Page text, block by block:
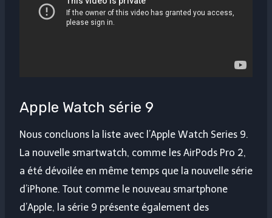
Apple Watch série 9
Nous concluons la liste avec l’Apple Watch Series 9.
La nouvelle smartwatch, comme les AirPods Pro 2,
a été dévoilée en même temps que la nouvelle série
d’iPhone. Tout comme le nouveau smartphone
d’Apple, la série 9 présente également des